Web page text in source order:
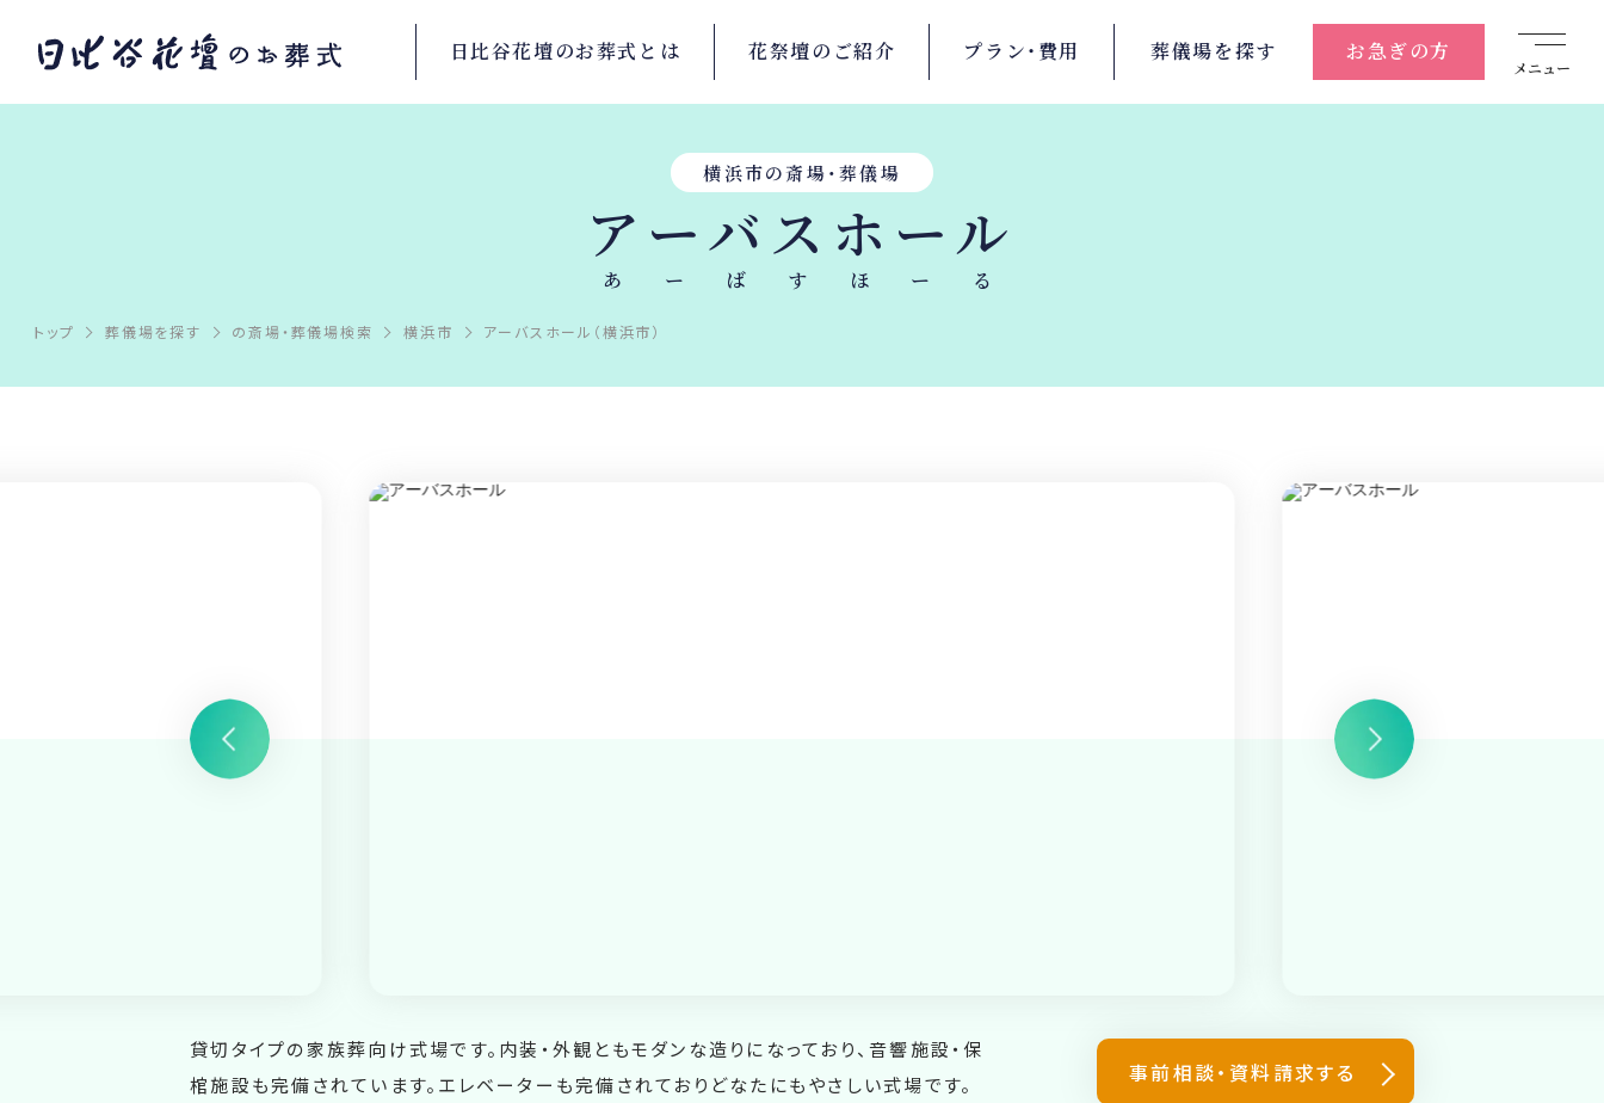
メニュー
日比谷花壇のお葬式とは 花祭壇の ご紹介 プラン・ 費用 葬儀場を探す お急ぎの方
横浜市の斎場・葬儀場
アーバスホール
あーばすほーる
トップ 葬儀場を探す の斎場・葬儀場検索 横浜市 アーバスホール（横浜市）
貸切タイプの家族葬向け式場です。内装・外観ともモダンな造りになっており、音響施設・保
棺施設も完備されています。エレベーターも完備されておりどなたにもやさしい式場です。
事前相談・資料請求する